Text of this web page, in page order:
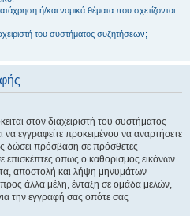
ή/και νομικά θέματα που σχετίζονται
του συστήματος συζητήσεων;
στον διαχειριστή του συστήματος
εγγραφείτε προκειμένου να αναρτήσετε
δώσει πρόσβαση σε πρόσθετες
επισκέπτες όπως ο καθορισμός εικόνων
αποστολή και λήψη μηνυμάτων
άλλα μέλη, ένταξη σε ομάδα μελών,
την εγγραφή σας οπότε σας